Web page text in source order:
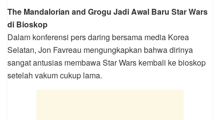
The Mandalorian and Grogu Jadi Awal Baru Star Wars
di Bioskop
Dalam konferensi pers daring bersama media Korea
Selatan, Jon Favreau mengungkapkan bahwa dirinya
sangat antusias membawa Star Wars kembali ke bioskop
setelah vakum cukup lama.